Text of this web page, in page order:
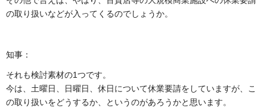
の取り扱いなどが入ってくるのでしょうか。
知事：
それも検討素材の1つです。
今は、土曜日、日曜日、休日について休業要請をしていますが、こ
の取り扱いをどうするか、というのがあろうかと思います。